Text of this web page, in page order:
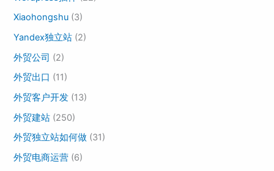
Xiaohongshu (3)
Yandex独立站 (2)
外贸公司 (2)
外贸出口 (11)
外贸客户开发 (13)
外贸建站 (250)
外贸独立站如何做 (31)
外贸电商运营 (6)